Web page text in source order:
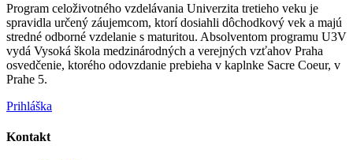
Program celoživotného vzdelávania Univerzita tretieho veku je
spravidla určený záujemcom, ktorí dosiahli dôchodkový vek a majú
stredné odborné vzdelanie s maturitou. Absolventom programu U3V
vydá Vysoká škola medzinárodných a verejných vzťahov Praha
osvedčenie, ktorého odovzdanie prebieha v kaplnke Sacre Coeur, v
Prahe 5.
Prihláška
Kontakt